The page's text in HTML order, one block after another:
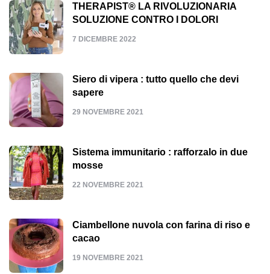
THERAPIST® LA RIVOLUZIONARIA
SOLUZIONE CONTRO I DOLORI
7 DICEMBRE 2022
Siero di vipera : tutto quello che devi
sapere
29 NOVEMBRE 2021
Sistema immunitario : rafforzalo in due
mosse
22 NOVEMBRE 2021
Ciambellone nuvola con farina di riso e
cacao
19 NOVEMBRE 2021